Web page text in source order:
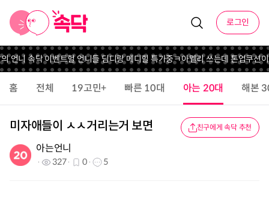
로그인
언니 속닥 이벤트헐 언니들 딤디랑 메디힐 특가중ㅋ아멜리 쓰는데 톤업쿠션
홈 전체 19고민+ 빠른 10대 아는 20대 해본
미자애들이 ㅅㅅ거리는거 보면 친구에게 속닥 추천
아는언니
327 0 5